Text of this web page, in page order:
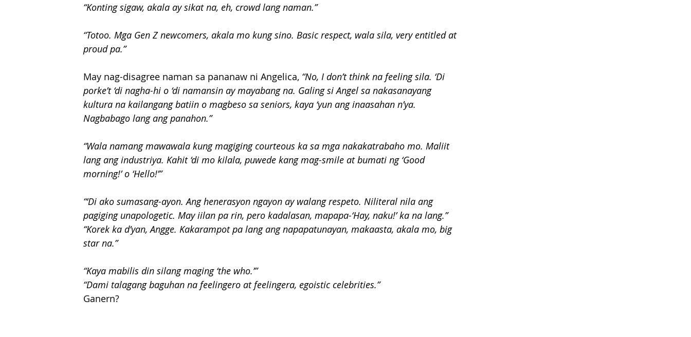
“Konting sigaw, akala ay sikat na, eh, crowd lang naman.”
“Totoo. Mga Gen Z newcomers, akala mo kung sino. Basic respect, wala sila, very entitled at
proud pa.”
May nag-disagree naman sa pananaw ni Angelica, “No, I don’t think na feeling sila. ‘Di
porke’t ‘di nagha-hi o ‘di namansin ay mayabang na. Galing si Angel sa nakasanayang
kultura na kailangang batiin o magbeso sa seniors, kaya ‘yun ang inaasahan n’ya.
Nagbabago lang ang panahon.”
“Wala namang mawawala kung magiging courteous ka sa mga nakakatrabaho mo. Maliit
lang ang industriya. Kahit ‘di mo kilala, puwede kang mag-smile at bumati ng ‘Good
morning!’ o ‘Hello!’”
“‘Di ako sumasang-ayon. Ang henerasyon ngayon ay walang respeto. Niliteral nila ang
pagiging unapologetic. May iilan pa rin, pero kadalasan, mapapa-‘Hay, naku!’ ka na lang.”
“Korek ka d’yan, Angge. Kakarampot pa lang ang napapatunayan, makaasta, akala mo, big
star na.”
“Kaya mabilis din silang maging ‘the who.’”
“Dami talagang baguhan na feelingero at feelingera, egoistic celebrities.”
Ganern?